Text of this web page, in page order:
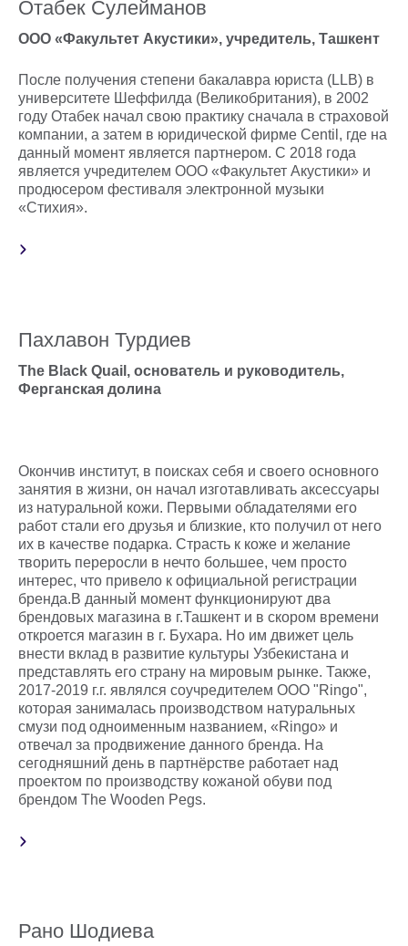
Отабек Сулейманов
ООО «Факультет Акустики», учредитель, Ташкент
После получения степени бакалавра юриста (LLB) в
университете Шеффилда (Великобритания), в 2002
году Отабек начал свою практику сначала в страховой
компании, а затем в юридической фирме Centil, где на
данный момент является партнером. С 2018 года
является учредителем ООО «Факультет Акустики» и
продюсером фестиваля электронной музыки
«Стихия».
Пахлавон Турдиев
The Black Quail, основатель и руководитель,
Ферганская долина
Окончив институт, в поисках себя и своего основного
занятия в жизни, он начал изготавливать аксессуары
из натуральной кожи. Первыми обладателями его
работ стали его друзья и близкие, кто получил от него
их в качестве подарка. Страсть к коже и желание
творить переросли в нечто большее, чем просто
интерес, что привело к официальной регистрации
бренда.В данный момент функционируют два
брендовых магазина в г.Ташкент и в скором времени
откроется магазин в г. Бухара. Но им движет цель
внести вклад в развитие культуры Узбекистана и
представлять его страну на мировым рынке. Также,
2017-2019 г.г. являлся соучредителем ООО "Ringo",
которая занималась производством натуральных
смузи под одноименным названием, «Ringo» и
отвечал за продвижение данного бренда. На
сегодняшний день в партнёрстве работает над
проектом по производству кожаной обуви под
брендом The Wooden Pegs.
Рано Шодиева